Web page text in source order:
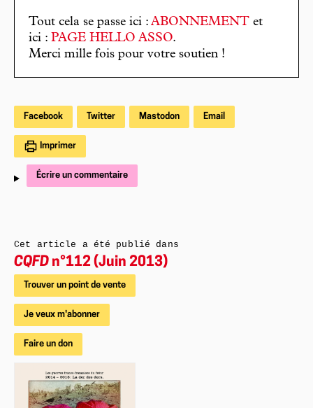
Tout cela se passe ici : ABONNEMENT et
ici : PAGE HELLO ASSO.
Merci mille fois pour votre soutien !
Facebook Twitter Mastodon Email
Imprimer
Écrire un commentaire
Cet article a été publié dans
CQFD n°112 (Juin 2013)
Trouver un point de vente
Je veux m'abonner
Faire un don